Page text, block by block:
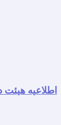
اطلاعیه